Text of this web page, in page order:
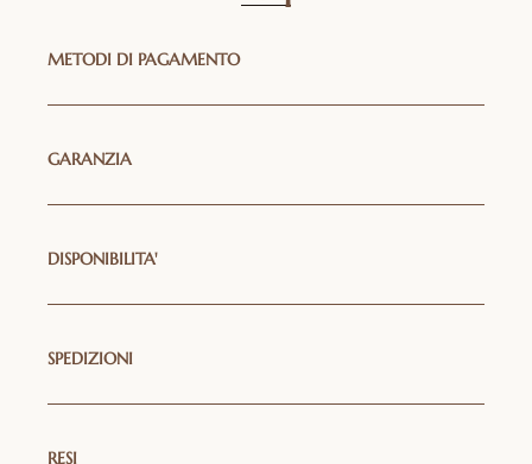
METODI DI PAGAMENTO
GARANZIA
DISPONIBILITA'
SPEDIZIONI
RESI